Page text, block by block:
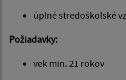
úplné stredoškolské
Požiadavky:
vek min. 21 rokov